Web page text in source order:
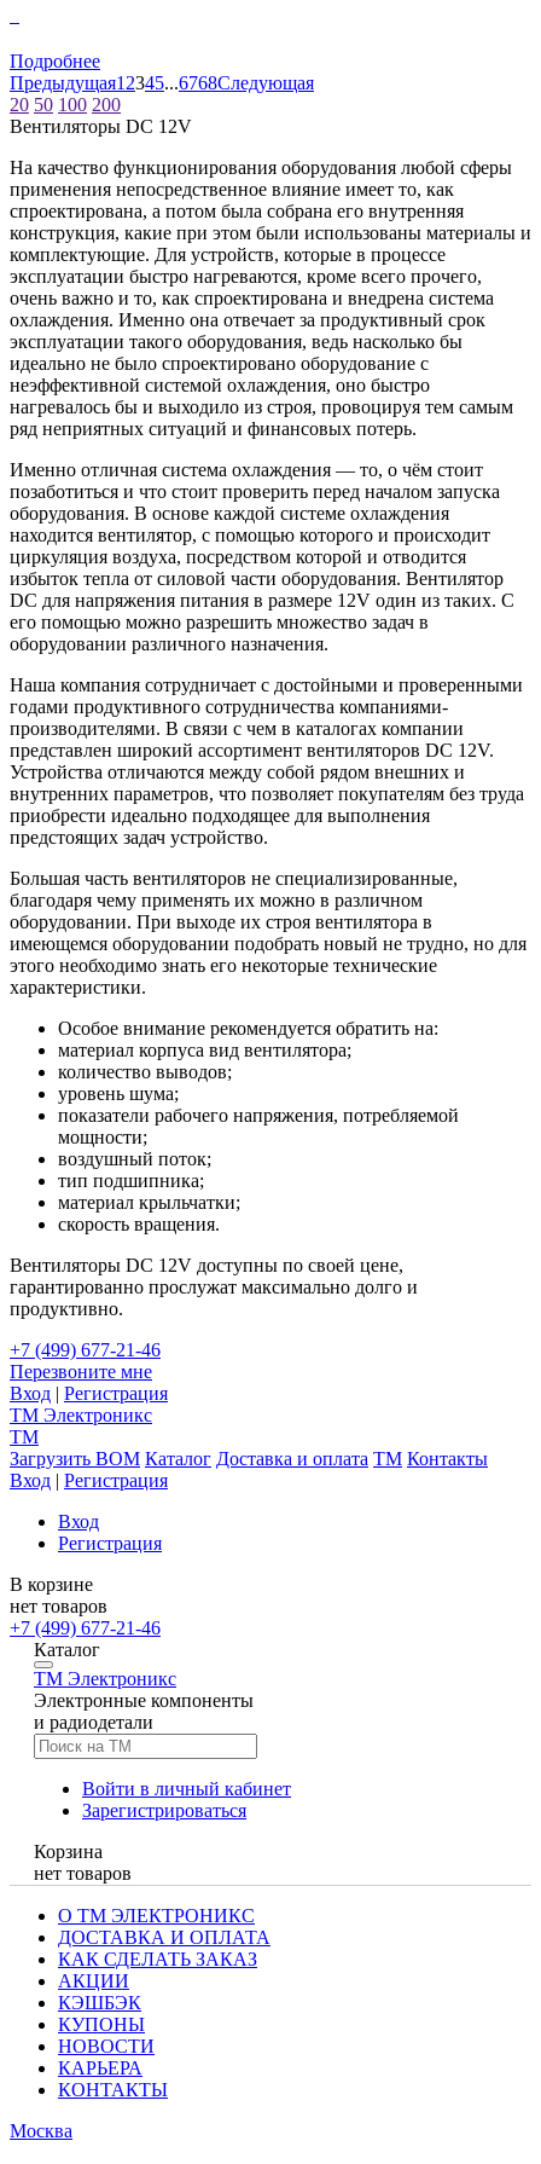
Подробнее
Предыдущая1 2345...6768Следующая
20 50 100 200
Вентиляторы DC 12V
На качество функционирования оборудования любой сферы
применения непосредственное влияние имеет то, как
спроектирована, а потом была собрана его внутренняя
конструкция, какие при этом были использованы материалы и
комплектующие. Для устройств, которые в процессе
эксплуатации быстро нагреваются, кроме всего прочего,
очень важно и то, как спроектирована и внедрена система
охлаждения. Именно она отвечает за продуктивный срок
эксплуатации такого оборудования, ведь насколько бы
идеально не было спроектировано оборудование с
неэффективной системой охлаждения, оно быстро
нагревалось бы и выходило из строя, провоцируя тем самым
ряд неприятных ситуаций и финансовых потерь.
Именно отличная система охлаждения — то, о чём стоит
позаботиться и что стоит проверить перед началом запуска
оборудования. В основе каждой системе охлаждения
находится вентилятор, с помощью которого и происходит
циркуляция воздуха, посредством которой и отводится
избыток тепла от силовой части оборудования. Вентилятор
DC для напряжения питания в размере 12V один из таких. С
его помощью можно разрешить множество задач в
оборудовании различного назначения.
Наша компания сотрудничает с достойными и проверенными
годами продуктивного сотрудничества компаниями-
производителями. В связи с чем в каталогах компании
представлен широкий ассортимент вентиляторов DC 12V.
Устройства отличаются между собой рядом внешних и
внутренних параметров, что позволяет покупателям без труда
приобрести идеально подходящее для выполнения
предстоящих задач устройство.
Большая часть вентиляторов не специализированные,
благодаря чему применять их можно в различном
оборудовании. При выходе их строя вентилятора в
имеющемся оборудовании подобрать новый не трудно, но для
этого необходимо знать его некоторые технические
характеристики.
Особое внимание рекомендуется обратить на:
материал корпуса вид вентилятора;
количество выводов;
уровень шума;
показатели рабочего напряжения, потребляемой
мощности;
воздушный поток;
тип подшипника;
материал крыльчатки;
скорость вращения.
Вентиляторы DC 12V доступны по своей цене,
гарантированно прослужат максимально долго и
продуктивно.
+7 (499) 677-21-46
Перезвоните мне
Вход | Регистрация
TM Электроникс
TM
Загрузить BOM Каталог Доставка и оплата TM Контакты
Вход | Регистрация
Вход
Регистрация
В корзине
нет товаров
+7 (499) 677-21-46
Каталог
TM Электроникс
Электронные компоненты
и радиодетали
Войти в личный кабинет
Зарегистрироваться
Корзина
нет товаров
О ТМ ЭЛЕКТРОНИКС
ДОСТАВКА И ОПЛАТА
КАК СДЕЛАТЬ ЗАКАЗ
АКЦИИ
КЭШБЭК
КУПОНЫ
НОВОСТИ
КАРЬЕРА
КОНТАКТЫ
Москва